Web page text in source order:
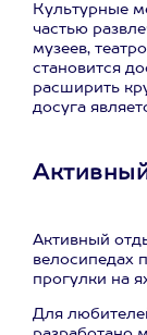
Культурные
частью
музеев,
становится
расширить
досуга
Активный
велосипедах
прогулки на
Для